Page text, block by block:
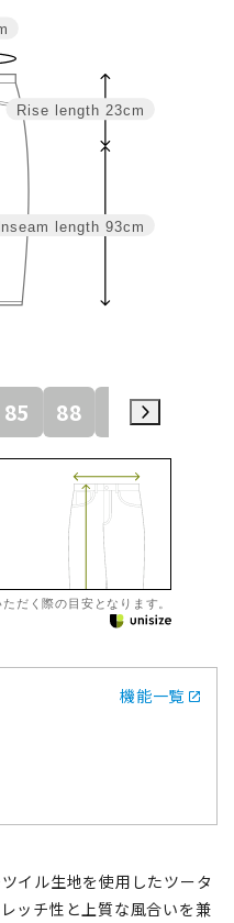
Inseam length 93cm
Rise length 23cm
85 88 91
だく際の目安となります。
機能一覧
イル生地を使用したツータ
ッチ性と上質な風合いを兼